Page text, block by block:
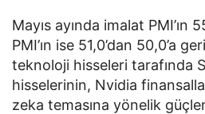
Mayıs ayında imalat PMI’ın
PMI’ın ise 51,0’dan 50,0’a
teknoloji hisseleri tarafında
hisselerinin, Nvidia
zeka temasına yönelik